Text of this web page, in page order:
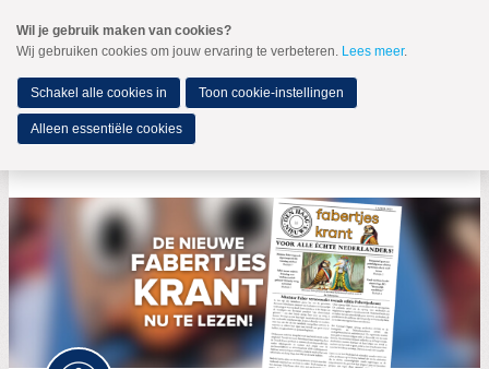
naar
Spring
de
inhoud
Spring
naar
MENU
Wil je gebruik maken van cookies?
Wij gebruiken cookies om jouw ervaring te verbeteren. Lees meer.
Schakel alle cookies in Toon cookie-instellingen
Alleen essentiële cookies